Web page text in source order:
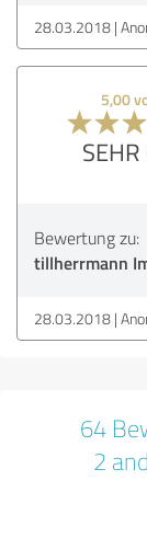
28.03.2018
5,00
Bewertung zu:
tillherrmann
28.03.2018
64
2